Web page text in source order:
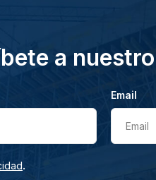
a
Email
Email
.